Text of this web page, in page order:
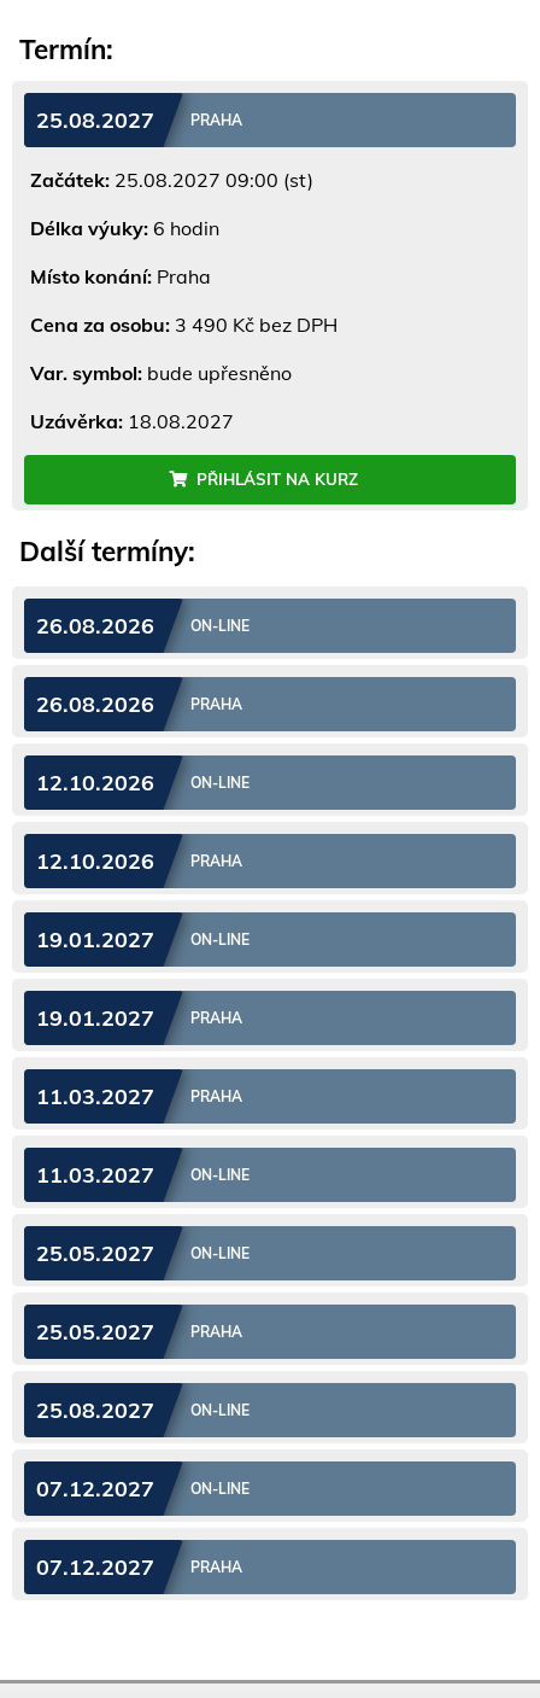
Termín:
25.08.2027 PRAHA
Začátek: 25.08.2027 09:00 (st)
Délka výuky: 6 hodin
Místo konání: Praha
Cena za osobu: 3 490 Kč bez DPH
Var. symbol: bude upřesněno
Uzávěrka: 18.08.2027
PŘIHLÁSIT NA KURZ
Další termíny:
26.08.2026 ON-LINE
26.08.2026 PRAHA
12.10.2026 ON-LINE
12.10.2026 PRAHA
19.01.2027 ON-LINE
19.01.2027 PRAHA
11.03.2027 PRAHA
11.03.2027 ON-LINE
25.05.2027 ON-LINE
25.05.2027 PRAHA
25.08.2027 ON-LINE
07.12.2027 ON-LINE
07.12.2027 PRAHA